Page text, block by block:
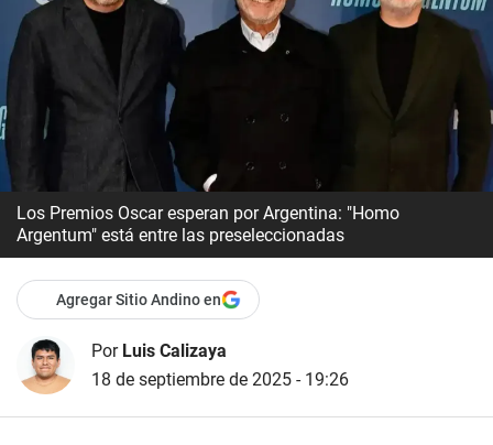
Los Premios Oscar esperan por Argentina: "Homo
Argentum" está entre las preseleccionadas
Agregar Sitio Andino en
Por Luis Calizaya
18 de septiembre de 2025 - 19:26